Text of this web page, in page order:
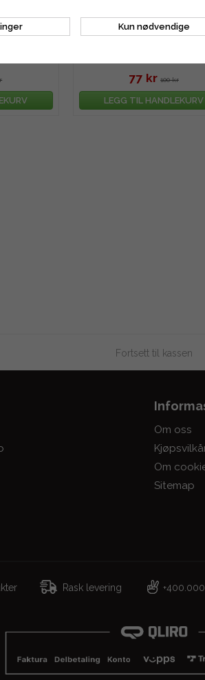
mm Klemhylse 1008 / 20 mm
77 kr 100 kr
LEGG TIL HANDLEKURV
Fortsett til kassen
Om oss
Om
Sitemap
Rask levering +
Kun nødvendige